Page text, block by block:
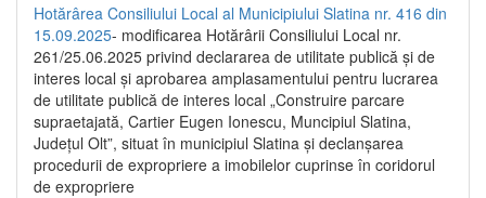
Hotărârea Consiliului Local al Municipiului Slatina nr. 416 din
15.09.2025- modificarea Hotărârii Consiliului Local nr.
261/25.06.2025 privind declararea de utilitate publică și de
interes local și aprobarea amplasamentului pentru lucrarea
de utilitate publică de interes local „Construire parcare
supraetajată, Cartier Eugen Ionescu, Muncipiul Slatina,
Județul Olt”, situat în municipiul Slatina și declanșarea
procedurii de expropriere a imobilelor cuprinse în coridorul
de expropriere